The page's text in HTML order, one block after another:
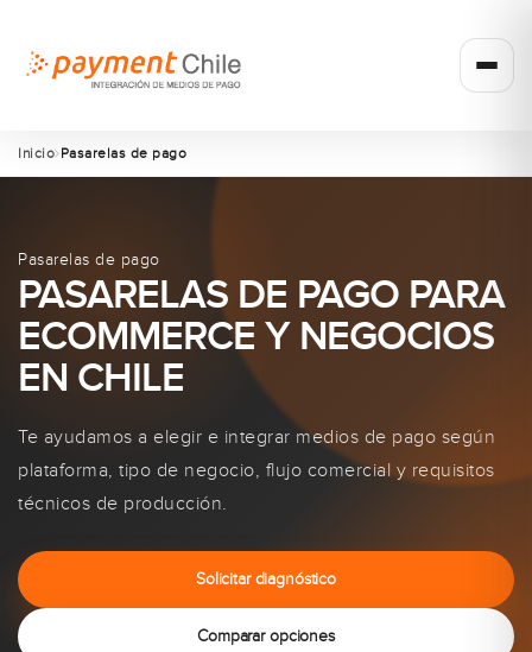
Inicio Pasarelas de pago
Pasarelas de pago
PASARELAS DE PAGO PARA
ECOMMERCE Y NEGOCIOS
EN CHILE
Te ayudamos a elegir e integrar medios de pago según
plataforma, tipo de negocio, flujo comercial y requisitos
técnicos de producción.
Solicitar diagnóstico
Comparar opciones